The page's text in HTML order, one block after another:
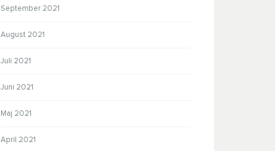
September 2021
August 2021
Juli 2021
Juni 2021
Maj 2021
April 2021